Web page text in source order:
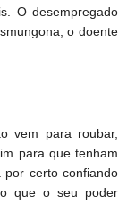
O desempregado
o doente
vem para roubar,
para que tenham
por certo confiando
que o seu poder